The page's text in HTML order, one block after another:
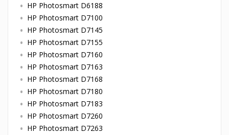
HP Photosmart D6188
HP Photosmart D7100
HP Photosmart D7145
HP Photosmart D7155
HP Photosmart D7160
HP Photosmart D7163
HP Photosmart D7168
HP Photosmart D7180
HP Photosmart D7183
HP Photosmart D7260
HP Photosmart D7263